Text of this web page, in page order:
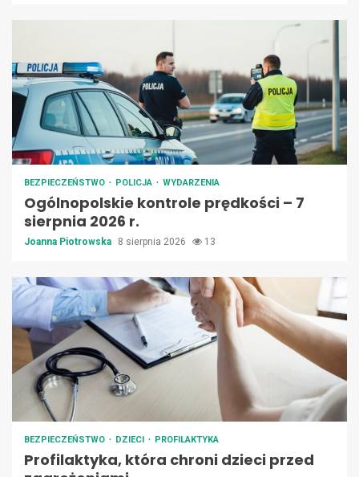
BEZPIECZEŃSTWO POLICJA WYDARZENIA
Ogólnopolskie kontrole prędkości – 7
sierpnia 2026 r.
Joanna Piotrowska 8 sierpnia 2026 13
BEZPIECZEŃSTWO DZIECI PROFILAKTYKA
Profilaktyka, która chroni dzieci przed